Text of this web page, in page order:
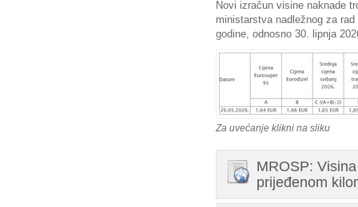
Novi izračun visine naknade
ministarstva nadležnog za
godine, odnosno 30. lipnja
Za uvećanje klikni na sliku
MROSP:
prijeđenom